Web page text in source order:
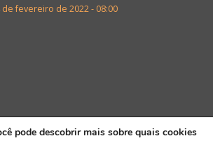
de fevereiro de 2022 - 08:00
pode descobrir mais sobre quais cookies